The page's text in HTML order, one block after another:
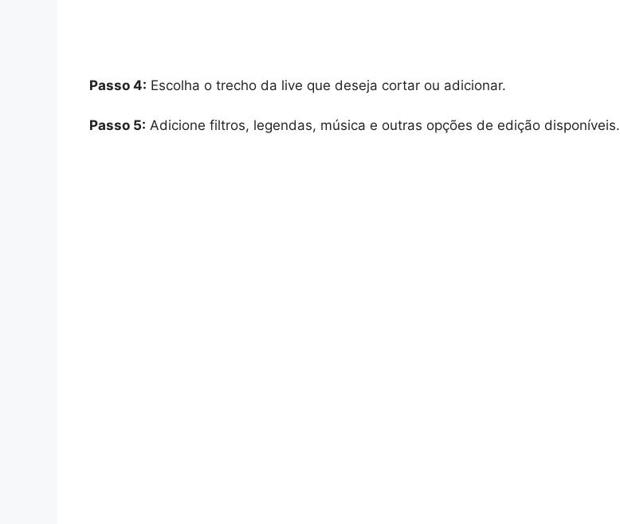
Passo 4: Escolha o trecho da live que deseja cortar ou adicionar.
Passo 5: Adicione filtros, legendas, música e outras opções de edição disponíveis.